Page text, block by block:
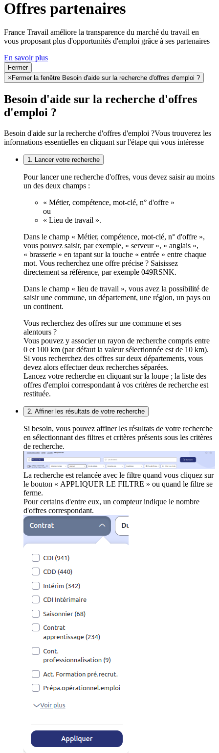
Offres partenaires
France Travail améliore la transparence du marché du travail en
vous proposant plus d'opportunités d'emploi grâce à ses partenaires
En savoir plus
Fermer
× Fermer la fenêtre Besoin d'aide sur la recherche d'offres d'emploi ?
Besoin d'aide sur la recherche d'offres
d'emploi ?
Besoin d'aide sur la recherche d'offres d'emploi ?Vous trouverez les
informations essentielles en cliquant sur l'étape qui vous intéresse
1. Lancer votre recherche
Pour lancer une recherche d'offres, vous devez saisir au moins
un des deux champs :
« Métier, compétence, mot-clé, n° d'offre »
ou
« Lieu de travail ».
Dans le champ « Métier, compétence, mot-clé, n° d'offre »,
vous pouvez saisir, par exemple, « serveur », « anglais »,
« brasserie » en tapant sur la touche « entrée » entre chaque
mot. Vous recherchez une offre précise ? Saisissez
directement sa référence, par exemple 049RSNK.
Dans le champ « lieu de travail », vous avez la possibilité de
saisir une commune, un département, une région, un pays ou
un continent.
Vous recherchez des offres sur une commune et ses
alentours ?
Vous pouvez y associer un rayon de recherche compris entre
0 et 100 km (par défaut la valeur sélectionnée est de 10 km).
Si vous recherchez des offres sur deux départements, vous
devez alors effectuer deux recherches séparées.
Lancez votre recherche en cliquant sur la loupe ; la liste des
offres d'emploi correspondant à vos critères de recherche est
restituée.
2. Affiner les résultats de votre recherche
Si besoin, vous pouvez affiner les résultats de votre recherche
en sélectionnant des filtres et critères présents sous les critères
de recherche.
La recherche est relancée avec le filtre quand vous cliquez sur
le bouton « APPLIQUER LE FILTRE » ou quand le filtre se
ferme.
Pour certains d'entre eux, un compteur indique le nombre
d'offres correspondant.